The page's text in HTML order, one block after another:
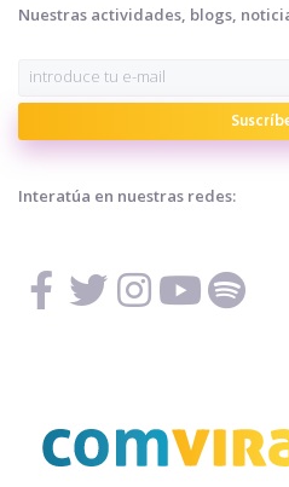
Nuestras actividades, blogs,
Interatúa en nuestras redes: